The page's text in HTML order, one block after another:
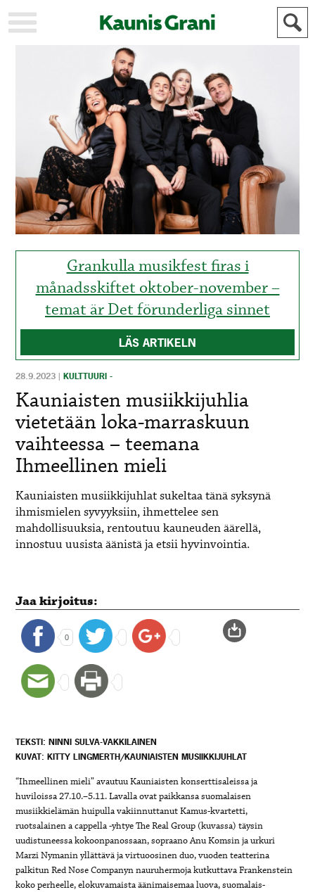
STADEN
AJANKOHTAISTA
AKTUELLT
IDROTT
KULTTUURI
KULTUR
HISTORIA
HISTORIA
YLEINEN
ALLMÄN
MAINOSTAJILLE
FÖR
ANNONSÖRER
Grankulla musikfest firas i
månadsskiftet oktober-november –
temat är Det förunderliga sinnet
LÄS ARTIKELN
28.9.2023 |KULTTUURI -
Kauniaisten musiikkijuhlia
vietetään loka-marraskuun
vaihteessa – teemana
Ihmeellinen mieli
Kauniaisten musiikkijuhlat sukeltaa tänä syksynä
ihmismielen syvyyksiin, ihmettelee sen
mahdollisuuksia, rentoutuu kauneuden äärellä,
innostuu uusista äänistä ja etsii hyvinvointia.
Jaa kirjoitus:
0
TEKSTI: NINNI SULVA-VAKKILAINEN
KUVAT: KITTY LINGMERTH/KAUNIAISTEN MUSIIKKIJUHLAT
“Ihmeellinen mieli” avautuu Kauniaisten konserttisaleissa ja
huviloissa 27.10.–5.11. Lavalla ovat paikkansa suomalaisen
musiikkielämän huipulla vakiinnuttanut Kamus-kvartetti,
ruotsalainen a cappella -yhtye The Real Group (kuvassa) täysin
uudistuneessa kokoonpanossaan, sopraano Anu Komsin ja urkuri
Marzi Nymanin yllättävä ja virtuoosinen duo, vuoden teatterina
palkitun Red Nose Companyn nauruhermoja kutkuttava Frankenstein
koko perheelle, elokuvamaista äänimaisemaa luova, suomalais-